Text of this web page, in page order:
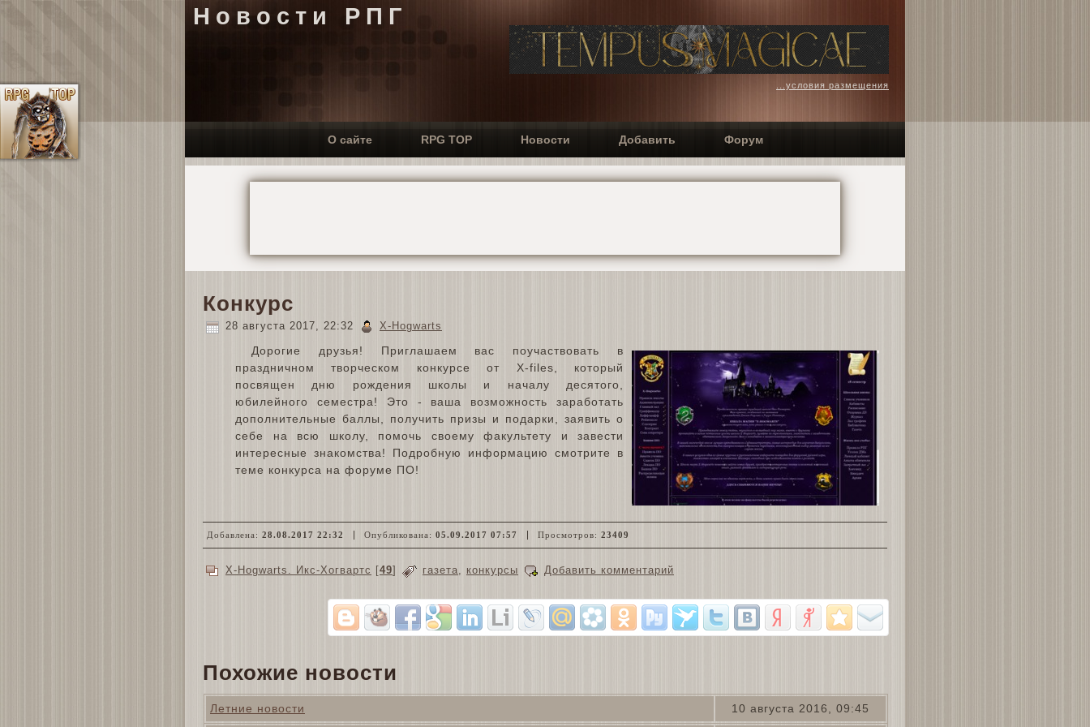
Новости РПГ
...условия размещения
О сайте RPG TOP Новости Добавить Форум
Конкурс
28 августа 2017, 22:32 X-Hogwarts
Дорогие друзья! Приглашаем вас поучаствовать в
праздничном творческом конкурсе от X-files, который
посвящен дню рождения школы и началу десятого,
юбилейного семестра! Это - ваша возможность заработать
дополнительные баллы, получить призы и подарки, заявить о
себе на всю школу, помочь своему факультету и завести
интересные знакомства! Подробную информацию смотрите в
теме конкурса на форуме ПО!
Добавлена: 28.08.2017 22:32 Опубликована: 05.09.2017 07:57 Просмотров: 23409
X-Hogwarts. Икс-Хогвартс [49] газета конкурсы Добавить комментарий
Похожие новости
10 августа 2016, 09:45
Летние новости